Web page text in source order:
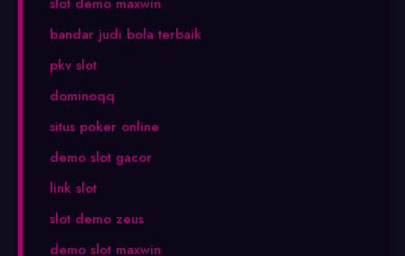
bandar judi bola terbaik
pkv slot
dominoqq
situs poker online
demo slot gacor
link slot
slot demo zeus
demo slot maxwin